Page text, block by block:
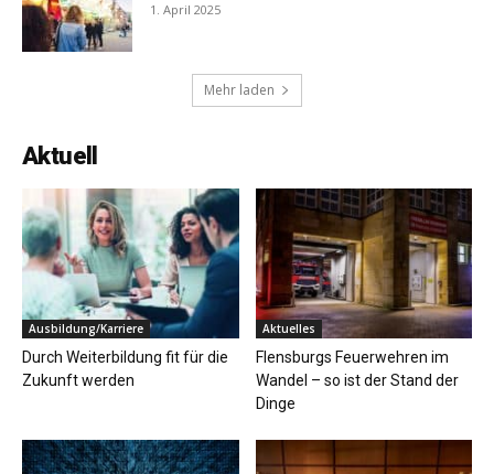
1. April 2025
Mehr laden
Aktuell
Ausbildung/Karriere
Durch Weiterbildung fit für die
Zukunft werden
Aktuelles
Flensburgs Feuerwehren im
Wandel – so ist der Stand der
Dinge